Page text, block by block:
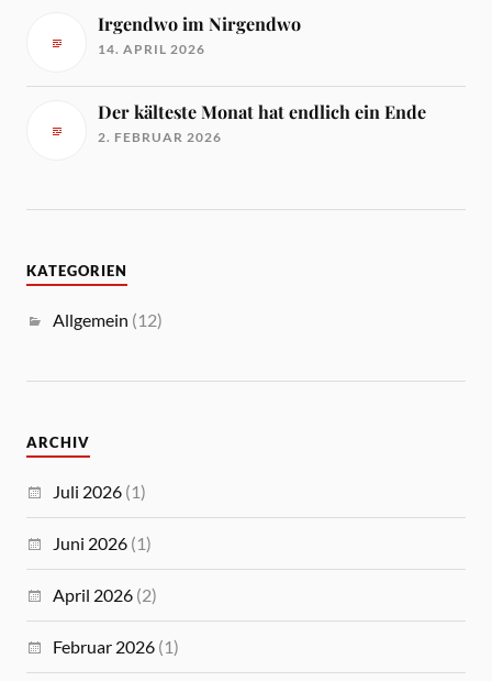
Irgendwo im Nirgendwo
14. APRIL 2026
Der kälteste Monat hat endlich ein Ende
2. FEBRUAR 2026
KATEGORIEN
Allgemein (12)
ARCHIV
Juli 2026 (1)
Juni 2026 (1)
April 2026 (2)
Februar 2026 (1)